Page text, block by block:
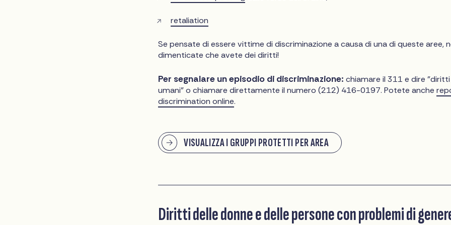
retaliation
Se pensate di essere vittime di discriminazione a causa di una di queste aree,
dimenticate che avete dei diritti!
Per segnalare un episodio di discriminazione: chiamare il 311 e dire "diritti
umani" o chiamare direttamente il numero (212) 416-0197. Potete anche
discrimination online.
VISUALIZZA I GRUPPI PROTETTI PER AREA
Diritti delle donne e delle persone con problemi di